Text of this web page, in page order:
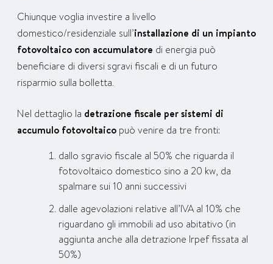
Chiunque voglia investire a livello
domestico/residenziale sull’installazione di un impianto
fotovoltaico con accumulatore di energia può
beneficiare di diversi sgravi fiscali e di un futuro
risparmio sulla bolletta.
Nel dettaglio la detrazione fiscale per sistemi di
accumulo fotovoltaico può venire da tre fronti:
dallo sgravio fiscale al 50% che riguarda il
fotovoltaico domestico sino a 20 kw, da
spalmare sui 10 anni successivi
dalle agevolazioni relative all’IVA al 10% che
riguardano gli immobili ad uso abitativo (in
aggiunta anche alla detrazione Irpef fissata al
50%)